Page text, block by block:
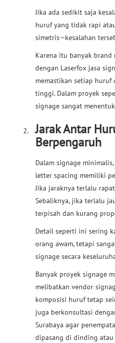
Jika ada sedikit saja
huruf yang tidak rapi
simetris—kesalahan
Karena itu banyak brand
dengan Laserfox jasa
memastikan setiap
tinggi. Dalam proyek
signage sangat
Jarak Antar
Berpengaruh
Dalam signage
letter spacing memiliki
Jika jaraknya terlalu
Sebaliknya, jika terlalu
terpisah dan kurang
Detail seperti ini sering
orang awam, tetapi
signage secara
Banyak proyek signage
melibatkan vendor
komposisi huruf tetap
juga berkonsultasi
Surabaya agar
dipasang di dinding atau